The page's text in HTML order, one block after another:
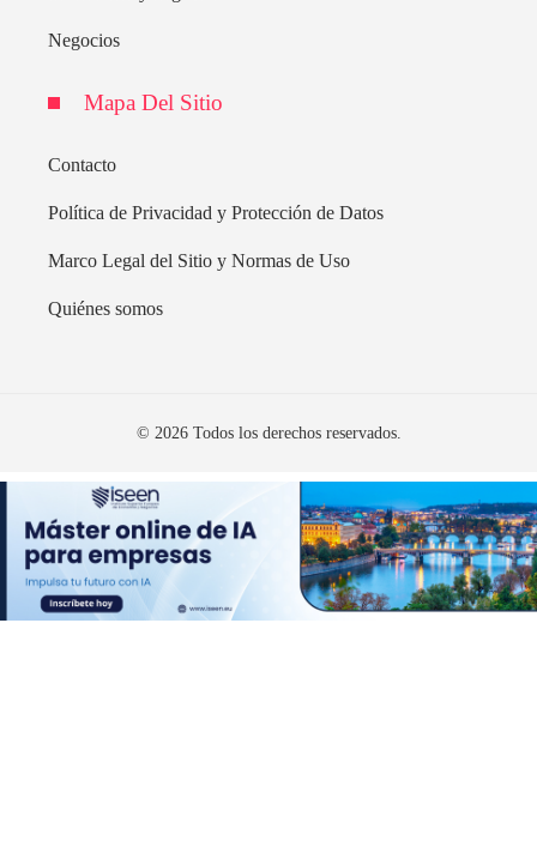
Negocios
Mapa Del Sitio
Contacto
Política de Privacidad y Protección de Datos
Marco Legal del Sitio y Normas de Uso
Quiénes somos
© 2026 Todos los derechos reservados.